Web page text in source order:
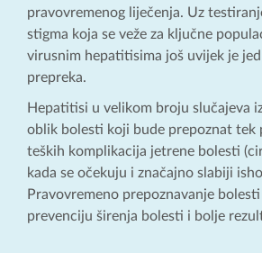
pravovremenog liječenja. Uz
stigma koja se veže za ključne
virusnim hepatitisima još uvijek je
prepreka.
Hepatitisi u velikom broju slučajeva
oblik bolesti koji bude prepoznat tek
teških komplikacija jetrene bolesti
kada se očekuju i značajno slabiji
Pravovremeno prepoznavanje
prevenciju širenja bolesti i bolje